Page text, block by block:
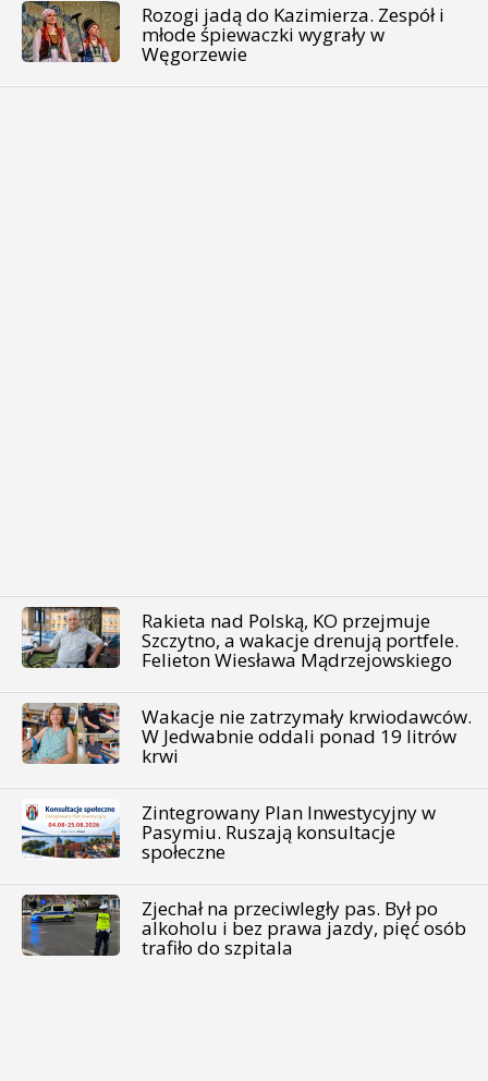
Rozogi jadą do Kazimierza. Zespół i
młode śpiewaczki wygrały w
Węgorzewie
Rakieta nad Polską, KO przejmuje
Szczytno, a wakacje drenują portfele.
Felieton Wiesława Mądrzejowskiego
Wakacje nie zatrzymały krwiodawców.
W Jedwabnie oddali ponad 19 litrów
krwi
Zintegrowany Plan Inwestycyjny w
Pasymiu. Ruszają konsultacje
społeczne
Zjechał na przeciwległy pas. Był po
alkoholu i bez prawa jazdy, pięć osób
trafiło do szpitala